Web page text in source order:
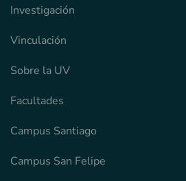
Investigación
Vinculación
Sobre la UV
Facultades
Campus Santiago
Campus San Felipe